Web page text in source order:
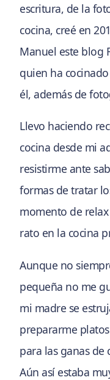
escritura, de la
cocina, creé en
Manuel este blog
quien ha
él, además de
Llevo haciendo
cocina desde mi
resistirme ante
formas de tratar
momento de
rato en la cocina
Aunque no
pequeña no me
mi madre se
prepararme
para las ganas
Aún así estaba